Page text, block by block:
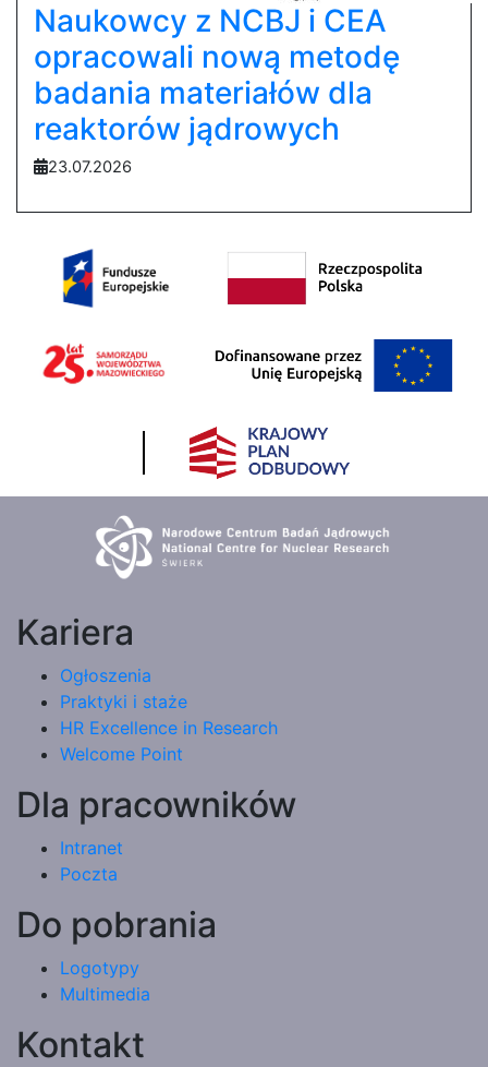
Naukowcy z NCBJ i CEA
opracowali nową metodę
badania materiałów dla
reaktorów jądrowych
23.07.2026
Kariera
Ogłoszenia
Praktyki i staże
HR Excellence in Research
Welcome Point
Dla pracowników
Intranet
Poczta
Do pobrania
Logotypy
Multimedia
Kontakt